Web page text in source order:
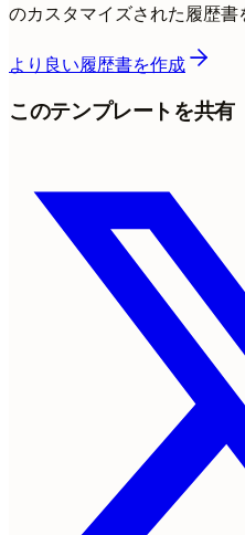
のカスタマイズされた履歴書
より良い履歴書を作成
このテンプレートを共有